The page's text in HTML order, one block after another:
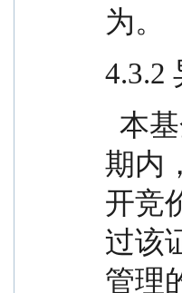
为。
4.3.2
期内
开竞
过该
管理